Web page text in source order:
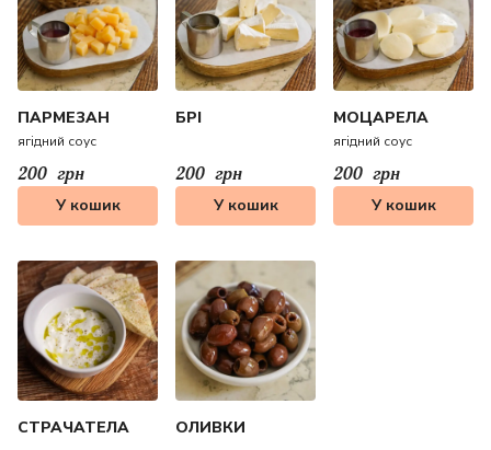
ПАРМЕЗАН
ягідний соус
У кошик
200 грн
БРІ
У кошик
200 грн
МОЦАРЕЛА
ягідний соус
У кошик
200 грн
СТРАЧАТЕЛА ОЛИВКИ